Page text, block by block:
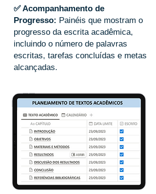
✅ Acompanhamento de
Progresso: Painéis que mostram o
progresso da escrita acadêmica,
incluindo o número de palavras
escritas, tarefas concluídas e metas
alcançadas.